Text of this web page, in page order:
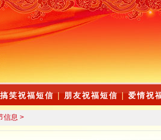
搞笑祝福短信 | 朋友祝福短信 | 爱情祝
信息 >